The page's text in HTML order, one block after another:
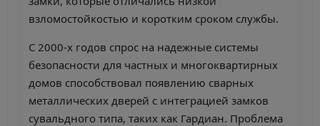
взломостойкостью и коротким сроком службы.
С 2000-х годов спрос на надежные системы
безопасности для частных и многоквартирных
домов способствовал появлению сварных
металлических дверей с интеграцией замков
сувальдного типа, таких как Гардиан. Проблема